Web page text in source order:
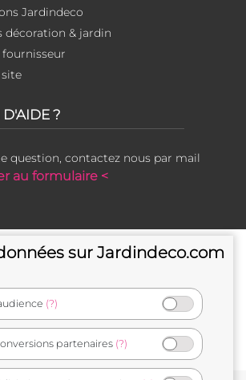
Jardindeco
décoration & jardin
D'AIDE ?
question, contactez nous par mail
au formulaire <
e-commerçant français
sur Jardindeco.com
(?)
partenaires (?)